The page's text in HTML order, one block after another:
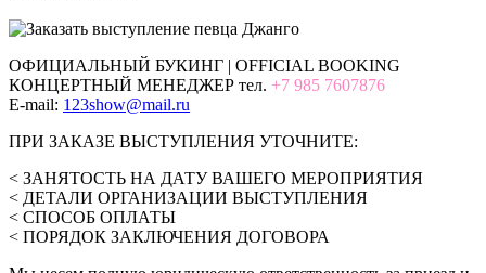
ОФИЦИАЛЬНЫЙ БУКИНГ | OFFICIAL BOOKING
КОНЦЕРТНЫЙ МЕНЕДЖЕР тел. +7 985 7607876
E-mail: 123show@mail.ru
ПРИ ЗАКАЗЕ ВЫСТУПЛЕНИЯ УТОЧНИТЕ:
< ЗАНЯТОСТЬ НА ДАТУ ВАШЕГО МЕРОПРИЯТИЯ
< ДЕТАЛИ ОРГАНИЗАЦИИ ВЫСТУПЛЕНИЯ
< СПОСОБ ОПЛАТЫ
< ПОРЯДОК ЗАКЛЮЧЕНИЯ ДОГОВОРА